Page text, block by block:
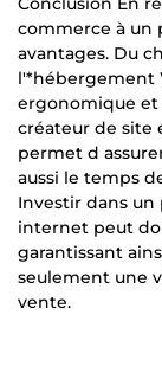
commerce à un
avantages. Du
l'*hébergement
ergonomique
créateur de site
permet d
aussi le temps
Investir dans un
internet peut
garantissant
seulement une
vente.